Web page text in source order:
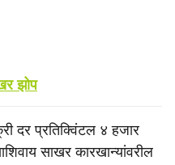
झोप
दर प्रतिक्विंटल ४ हजार
साखर कारखान्यांवरील